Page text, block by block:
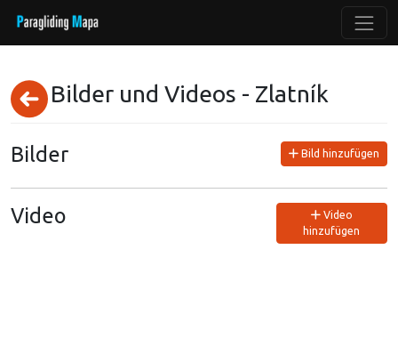
Bilder und Videos - Zlatník
Bilder Bild hinzufügen
Video
Video
hinzufügen